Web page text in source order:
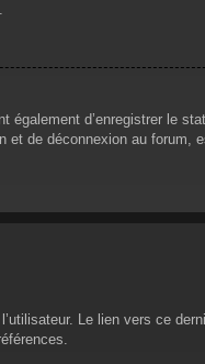
également d’enregistrer le
et de déconnexion au forum,
Le lien vers ce